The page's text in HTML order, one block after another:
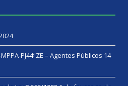
PJ44ªZE – Agentes Públicos 14